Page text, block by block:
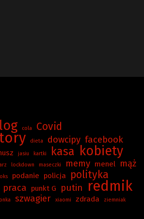
cola Covid
dieta dowcipy facebook
jasiu kartki kasa kobiety
lockdown maseczki memy menel mąż
podanie policja polityka
praca punkt G putin redmik
szwagier xiaomi zdrada
ziemniak